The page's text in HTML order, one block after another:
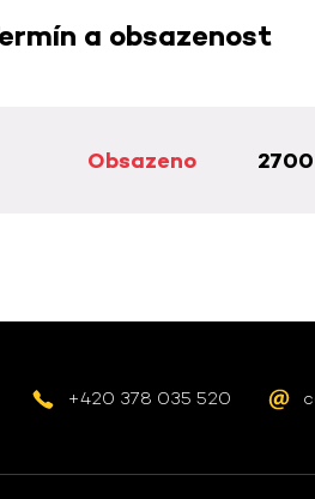
a obsazenost
Obsazeno
+420 378 035 520